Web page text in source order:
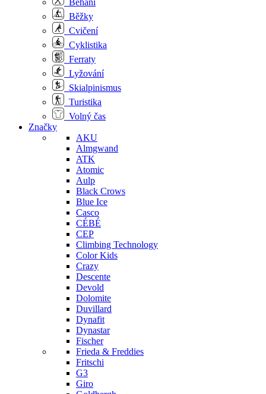
Běhání
Běžky
Cvičení
Cyklistika
Ferraty
Lyžování
Skialpinismus
Turistika
Volný čas
Značky
AKU
Almgwand
ATK
Atomic
Aulp
Black Crows
Blue Ice
Casco
CÉBÉ
CEP
Climbing Technology
Color Kids
Crazy
Descente
Devold
Dolomite
Duvillard
Dynafit
Dynastar
Fischer
Frieda & Freddies
Fritschi
G3
Giro